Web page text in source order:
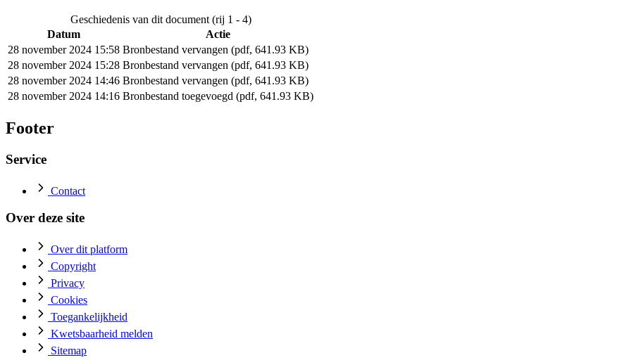
Geschiedenis van dit document (rij 1 - 4)
Datum
Actie
28 november 2024 15:58 Bronbestand vervangen (pdf, 641.93 KB)
28 november 2024 15:28 Bronbestand vervangen (pdf, 641.93 KB)
28 november 2024 14:46 Bronbestand vervangen (pdf, 641.93 KB)
28 november 2024 14:16 Bronbestand toegevoegd (pdf, 641.93 KB)
Footer
Service
Contact
Over deze site
Over dit platform
Copyright
Privacy
Cookies
Toegankelijkheid
Kwetsbaarheid melden
Sitemap